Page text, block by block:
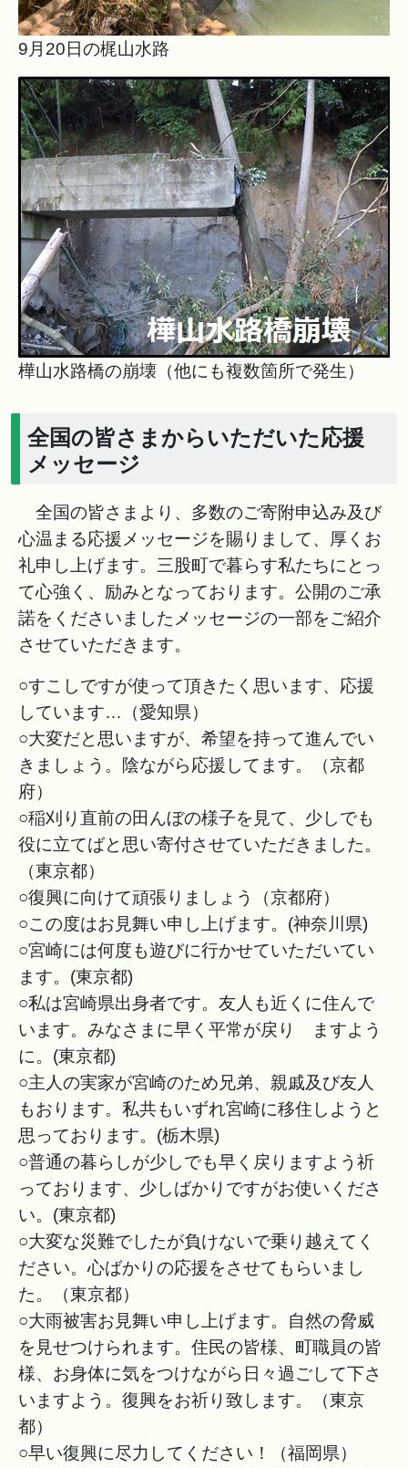
9月20日の梶山水路
樺山水路橋の崩壊（他にも複数箇所で発生）
全国の皆さまからいただいた応援
メッセージ
全国の皆さまより、多数のご寄附申込み及び
心温まる応援メッセージを賜りまして、厚くお
礼申し上げます。三股町で暮らす私たちにとっ
て心強く、励みとなっております。公開のご承
諾をくださいましたメッセージの一部をご紹介
させていただきます。
○すこしですが使って頂きたく思います、応援
しています…（愛知県）
○大変だと思いますが、希望を持って進んでい
きましょう。陰ながら応援してます。（京都
府）
○稲刈り直前の田んぼの様子を見て、少しでも
役に立てばと思い寄付させていただきました。
（東京都）
○復興に向けて頑張りましょう（京都府）
○この度はお見舞い申し上げます。(神奈川県)
○宮崎には何度も遊びに行かせていただいてい
ます。(東京都)
○私は宮崎県出身者です。友人も近くに住んで
います。みなさまに早く平常が戻り ますよう
に。(東京都)
○主人の実家が宮崎のため兄弟、親戚及び友人
もおります。私共もいずれ宮崎に移住しようと
思っております。(栃木県)
○普通の暮らしが少しでも早く戻りますよう祈
っております、少しばかりですがお使いくださ
い。(東京都)
○大変な災難でしたが負けないで乗り越えてく
ださい。心ばかりの応援をさせてもらいまし
た。（東京都）
○大雨被害お見舞い申し上げます。自然の脅威
を見せつけられます。住民の皆様、町職員の皆
様、お身体に気をつけながら日々過ごして下さ
いますよう。復興をお祈り致します。（東京
都）
○早い復興に尽力してください！（福岡県）